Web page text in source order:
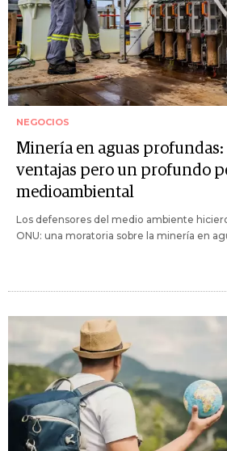
NEGOCIOS
Minería en aguas
ventajas pero un profundo
medioambiental
Los defensores del medio ambiente
ONU: una moratoria sobre la minería en